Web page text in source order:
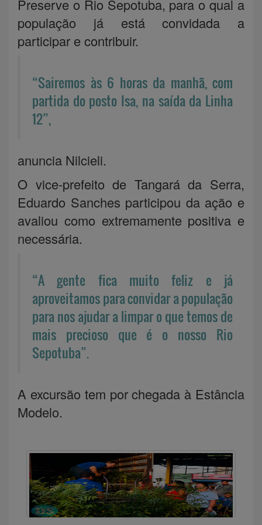
Preserve o Rio Sepotuba, para o qual a
população já está convidada a
participar e contribuir.
“Sairemos às 6 horas da manhã, com
partida do posto Isa, na saída da Linha
12”,
anuncia Nilcieli.
O vice-prefeito de Tangará da Serra,
Eduardo Sanches participou da ação e
avaliou como extremamente positiva e
necessária.
“A gente fica muito feliz e já
aproveitamos para convidar a população
para nos ajudar a limpar o que temos de
mais precioso que é o nosso Rio
Sepotuba”.
A excursão tem por chegada à Estância
Modelo.